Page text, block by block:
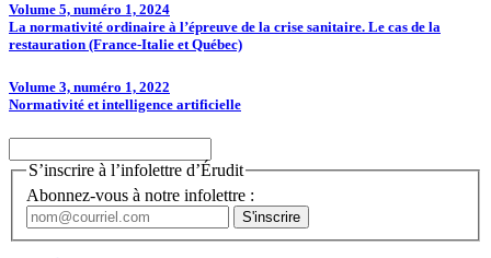
Volume 5, numéro 1, 2024
La normativité ordinaire à l’épreuve de la crise sanitaire. Le cas de la
restauration (France-Italie et Québec)
Volume 3, numéro 1, 2022
Normativité et intelligence artificielle
S’inscrire à l’infolettre d’Érudit
Abonnez-vous à notre infolettre :